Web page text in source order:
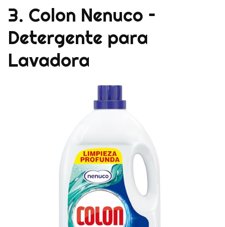
3. Colon Nenuco –
Detergente para
Lavadora